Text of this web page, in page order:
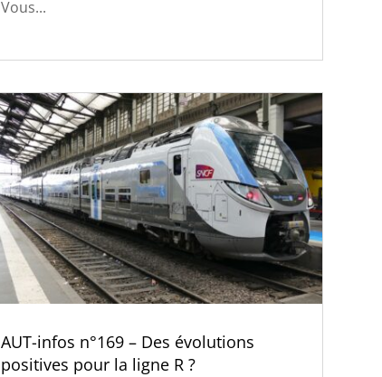
Vous...
AUT-infos n°169 – Des évolutions
positives pour la ligne R ?